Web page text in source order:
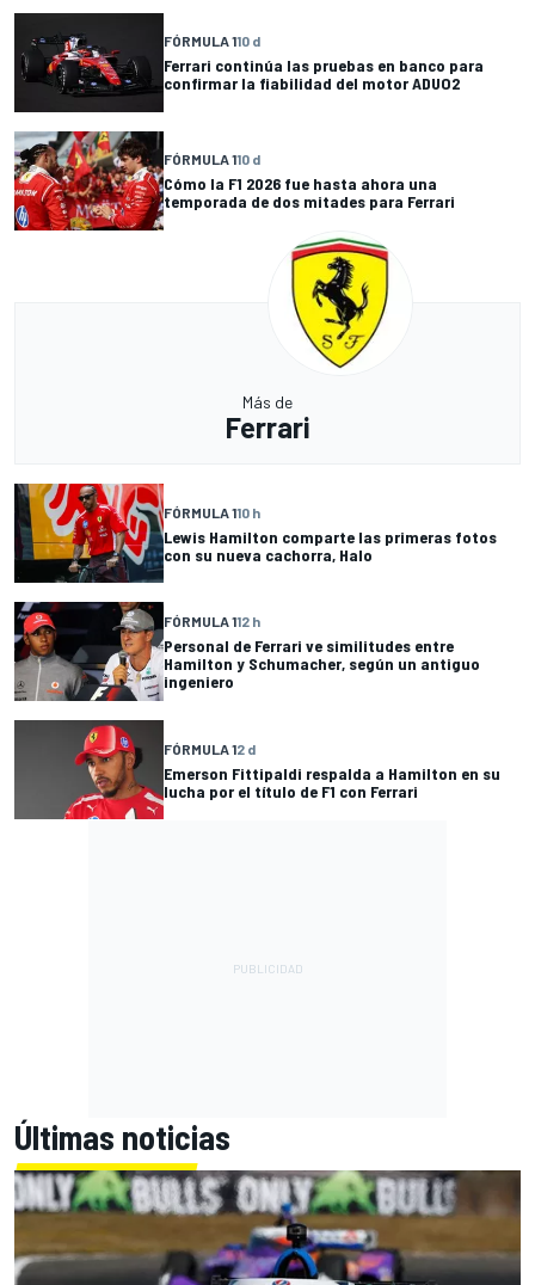
FÓRMULA 110 d
Ferrari continúa las pruebas en banco para
confirmar la fiabilidad del motor ADUO2
FÓRMULA 110 d
Cómo la F1 2026 fue hasta ahora una
temporada de dos mitades para Ferrari
Más de
Ferrari
FÓRMULA 110 h
Lewis Hamilton comparte las primeras fotos
con su nueva cachorra, Halo
FÓRMULA 112 h
Personal de Ferrari ve similitudes entre
Hamilton y Schumacher, según un antiguo
ingeniero
FÓRMULA 12 d
Emerson Fittipaldi respalda a Hamilton en su
lucha por el título de F1 con Ferrari
Últimas noticias